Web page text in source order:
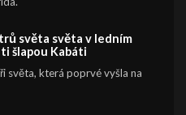
světa světa v ledním
šlapou Kabáti
světa, která poprvé vyšla na